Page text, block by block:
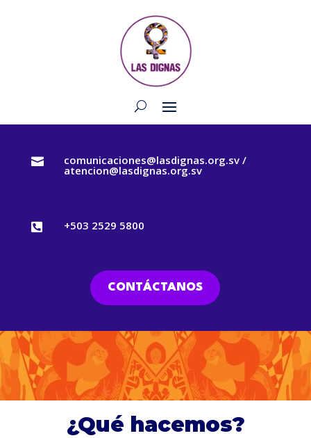
 comunicaciones@lasdignas.org.sv /
atencion@lasdignas.org.sv
 +503 2529 5800
CONTÁCTANOS
¿Qué hacemos?